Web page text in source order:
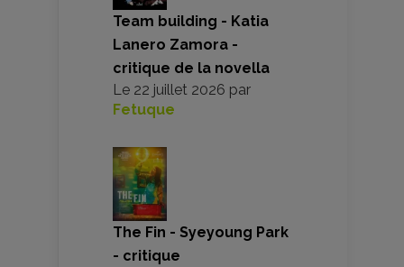
Team building - Katia
Lanero Zamora -
critique de la novella
Le 22 juillet 2026 par
Fetuque
The Fin - Syeyoung Park
- critique